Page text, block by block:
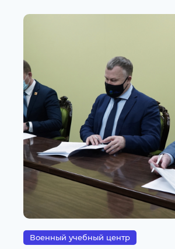
Военный учебный центр